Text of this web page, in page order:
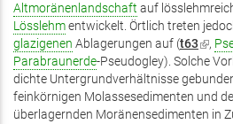
Altmoränenlandschaft auf
Lösslehmentwickelt. Örtlich treten
glazigenen Ablagerungen auf (t63(Link
ist
,
Parabraunerde-Pseudogley). Solche
dichte Untergrundverhältnisse
feinkörnigen Molassesedimenten und
überlagernden Moränensedimenten in